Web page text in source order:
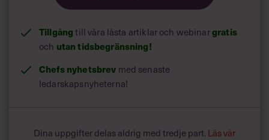
Tillgång till våra låsta artiklar och webinargratis
och utan tidsbegränsning!
Chefs nyhetsbrev med senaste
ledarskapsnyheterna!
Dina uppgifter delas aldrig med tredje part. Läs vår